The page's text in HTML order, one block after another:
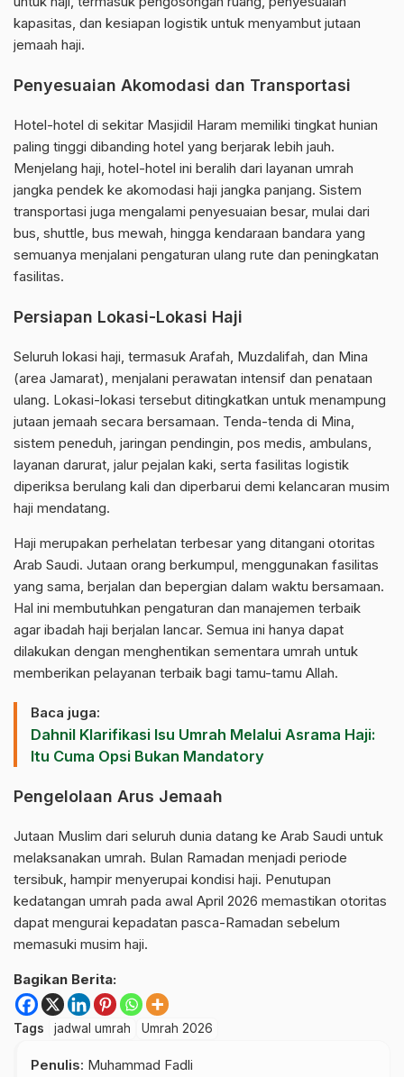
kapasitas, dan kesiapan logistik untuk menyambut jutaan
jemaah haji.
Penyesuaian Akomodasi dan Transportasi
Hotel-hotel di sekitar Masjidil Haram memiliki tingkat hunian
paling tinggi dibanding hotel yang berjarak lebih jauh.
Menjelang haji, hotel-hotel ini beralih dari layanan umrah
jangka pendek ke akomodasi haji jangka panjang. Sistem
transportasi juga mengalami penyesuaian besar, mulai dari
bus, shuttle, bus mewah, hingga kendaraan bandara yang
semuanya menjalani pengaturan ulang rute dan peningkatan
fasilitas.
Persiapan Lokasi-Lokasi Haji
Seluruh lokasi haji, termasuk Arafah, Muzdalifah, dan Mina
(area Jamarat), menjalani perawatan intensif dan penataan
ulang. Lokasi-lokasi tersebut ditingkatkan untuk menampung
jutaan jemaah secara bersamaan. Tenda-tenda di Mina,
sistem peneduh, jaringan pendingin, pos medis, ambulans,
layanan darurat, jalur pejalan kaki, serta fasilitas logistik
diperiksa berulang kali dan diperbarui demi kelancaran musim
haji mendatang.
Haji merupakan perhelatan terbesar yang ditangani otoritas
Arab Saudi. Jutaan orang berkumpul, menggunakan fasilitas
yang sama, berjalan dan bepergian dalam waktu bersamaan.
Hal ini membutuhkan pengaturan dan manajemen terbaik
agar ibadah haji berjalan lancar. Semua ini hanya dapat
dilakukan dengan menghentikan sementara umrah untuk
memberikan pelayanan terbaik bagi tamu-tamu Allah.
Baca juga:
Dahnil Klarifikasi Isu Umrah Melalui Asrama Haji:
Itu Cuma Opsi Bukan Mandatory
Pengelolaan Arus Jemaah
Jutaan Muslim dari seluruh dunia datang ke Arab Saudi untuk
melaksanakan umrah. Bulan Ramadan menjadi periode
tersibuk, hampir menyerupai kondisi haji. Penutupan
kedatangan umrah pada awal April 2026 memastikan otoritas
dapat mengurai kepadatan pasca-Ramadan sebelum
memasuki musim haji.
Bagikan Berita:
Tags jadwal umrah Umrah 2026
Penulis: Muhammad Fadli